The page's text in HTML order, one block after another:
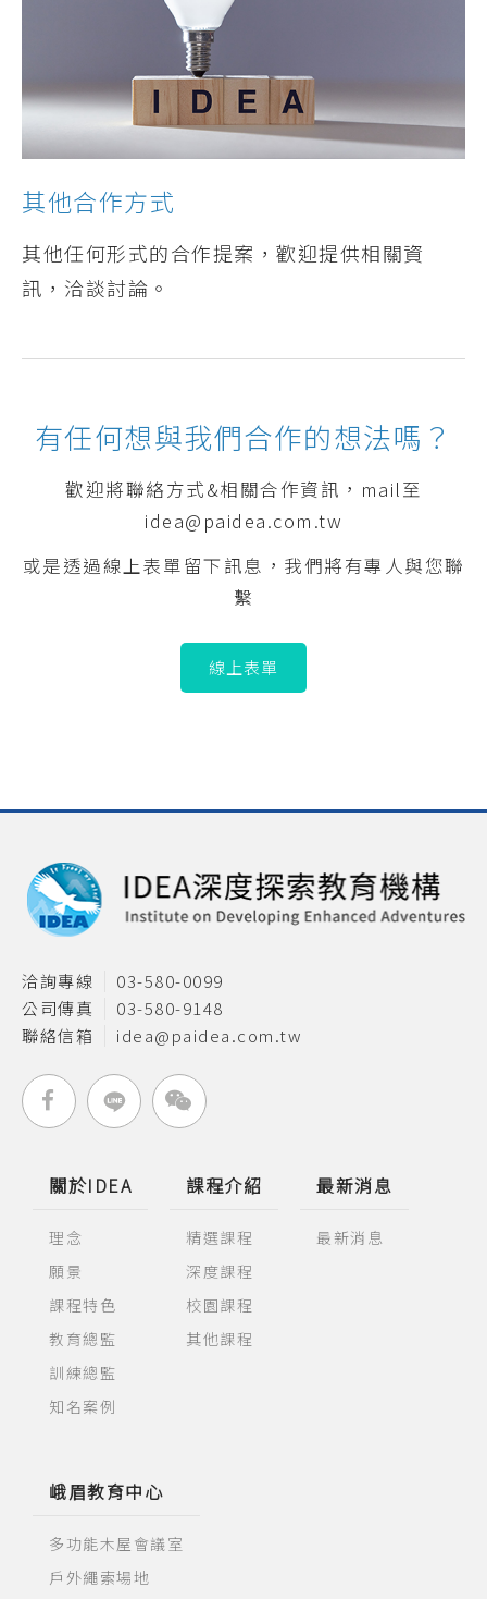
其他合作方式
其他任何形式的合作提案，歡迎提供相關資
訊，洽談討論。
有任何想與我們合作的想法嗎？
歡迎將聯絡方式&相關合作資訊，mail至
idea@paidea.com.tw
或是透過線上表單留下訊息，我們將有專人與您聯
繫
線上表單
洽詢專線
03-580-0099
公司傳真
03-580-9148
聯絡信箱
idea@paidea.com.tw
關於IDEA
理念
願景
課程特色
教育總監
訓練總監
知名案例
課程介紹
精選課程
深度課程
校園課程
其他課程
最新消息
最新消息
峨眉教育中心
多功能木屋會議室
戶外繩索場地